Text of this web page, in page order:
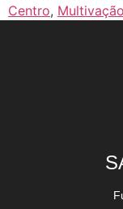
Centro, Multivação